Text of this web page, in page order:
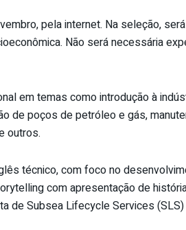
pela internet. Na seleção,
Não será necessária
em temas como introdução à
de poços de petróleo e gás,
outros.
técnico, com foco no
com apresentação de
de Subsea Lifecycle Services